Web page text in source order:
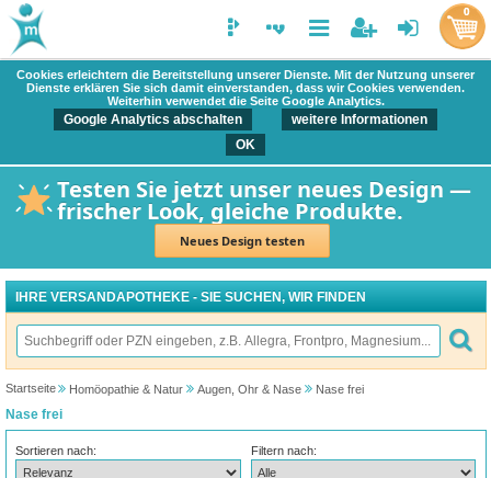
Cookies erleichtern die Bereitstellung unserer Dienste. Mit der Nutzung unserer
Dienste erklären Sie sich damit einverstanden, dass wir Cookies verwenden.
Weiterhin verwendet die Seite Google Analytics.
Google Analytics abschalten
weitere Informationen
OK
Testen Sie jetzt unser neues Design —
frischer Look, gleiche Produkte.
Neues Design testen
0
IHRE VERSANDAPOTHEKE - SIE SUCHEN, WIR FINDEN
Startseite Homöopathie & Natur Augen, Ohr & Nase Nase frei
Nase frei
Sortieren nach: Filtern nach: